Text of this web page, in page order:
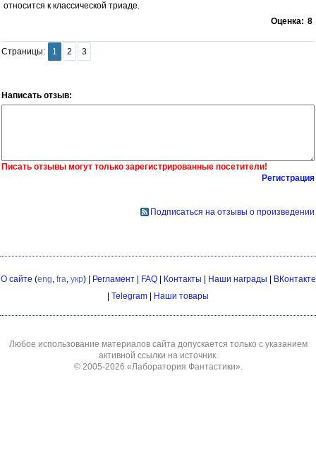
относится к классической триаде.
Оценка: 8
Страницы: 1 2 3
Написать отзыв:
Писать отзывы могут только зарегистрированные посетители!
Регистрация
Подписаться на отзывы о произведении
О сайте (eng, fra, укр) | Регламент| FAQ| Контакты Наши награды
ВКонтакте
Telegram Наши товары
Любое использование материалов сайта допускается только с указанием
активной ссылки на источник.
© 2005-2026 «Лаборатория Фантастики».